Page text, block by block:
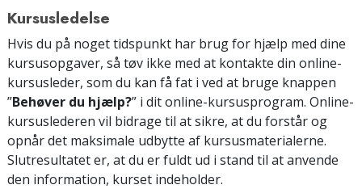
Kursusledelse
Hvis du på noget tidspunkt har brug for hjælp med dine
kursusopgaver, så tøv ikke med at kontakte din online-
kursusleder, som du kan få fat i ved at bruge knappen
”Behøver du hjælp?” i dit online-kursusprogram. Online-
kursuslederen vil bidrage til at sikre, at du forstår og
opnår det maksimale udbytte af kursusmaterialerne.
Slutresultatet er, at du er fuldt ud i stand til at anvende
den information, kurset indeholder.